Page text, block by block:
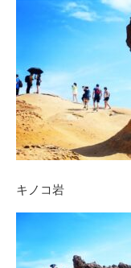
キノコ岩